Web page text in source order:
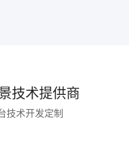
技术提供商
技术开发定制